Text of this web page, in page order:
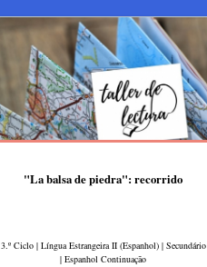
"La balsa de piedra": recorrido
3.º Ciclo | Língua Estrangeira II (Espanhol) | Secundário
| Espanhol Continuação